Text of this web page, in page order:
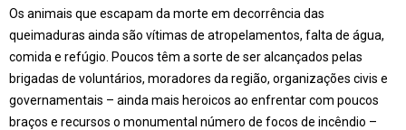
Os animais que escapam da morte em decorrência das
queimaduras ainda são vítimas de atropelamentos, falta de água,
comida e refúgio. Poucos têm a sorte de ser alcançados pelas
brigadas de voluntários, moradores da região, organizações civis e
governamentais – ainda mais heroicos ao enfrentar com poucos
braços e recursos o monumental número de focos de incêndio –